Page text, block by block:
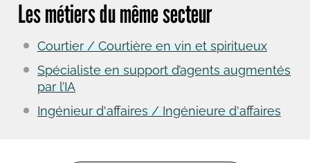
Les métiers du même secteur
Courtier / Courtière en vin et spiritueux
Spécialiste en support d’agents augmentés
par l’IA
Ingénieur d'affaires / Ingénieure d'affaires